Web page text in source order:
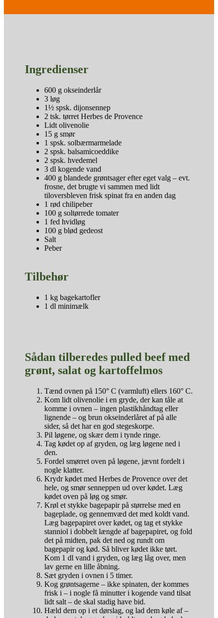
Ingredienser
600 g okseinderlår
3 løg
1½ spsk. dijonsennep
2 tsk. tørret Herbes de Provence
Lidt olivenolie
15 g smør
1 spsk. solbærmarmelade
2 spsk. balsamicoeddike
2 spsk. hvedemel
3 dl kogende vand
400 g blandede grøntsager efter eget valg – evt.
frosne, det brugte vi sammen med lidt
tiloversbleven frisk spinat fra en anden dag
1 rød chilipeber
100 g soltørrede tomater
1 fed hvidløg
100 g blød gedeost
Salt
Peber
Tilbehør
1 kg bagekartofler
1 dl minimælk
Sådan tilberedes pulled beef med
grønt, salat og kartoffelmos
Tænd ovnen på 150° C (varmluft) ellers 160° C.
Kom lidt olivenolie i en gryde, der kan tåle at
komme i ovnen – ingen plastikhåndtag eller
lignende – og brun okseinderlåret af på alle
sider, så det har en god stegeskorpe.
Pil løgene, og skær dem i tynde ringe.
Tag kødet op af gryden, og læg løgene ned i
den.
Fordel smørret oven på løgene, jævnt fordelt i
nogle klatter.
Krydr kødet med Herbes de Provence over det
hele, og smør senneppen ud over kødet. Læg
kødet oven på løg og smør.
Krøl et stykke bagepapir på størrelse med en
bageplade, og gennemvæd det med koldt vand.
Læg bagepapiret over kødet, og tag et stykke
stanniol i dobbelt længde af bagepapiret, og fold
det på midten, pak det ned og rundt om
bagepapir og kød. Så bliver kødet ikke tørt.
Kom 1 dl vand i gryden, og læg låg over, men
lav gerne en lille åbning.
Sæt gryden i ovnen i 5 timer.
Kog grøntsagerne – ikke spinaten, der kommes
frisk i – i nogle få minutter i kogende vand tilsat
lidt salt – de skal stadig have bid.
Hæld dem op i et dørslag, og lad dem køle af –